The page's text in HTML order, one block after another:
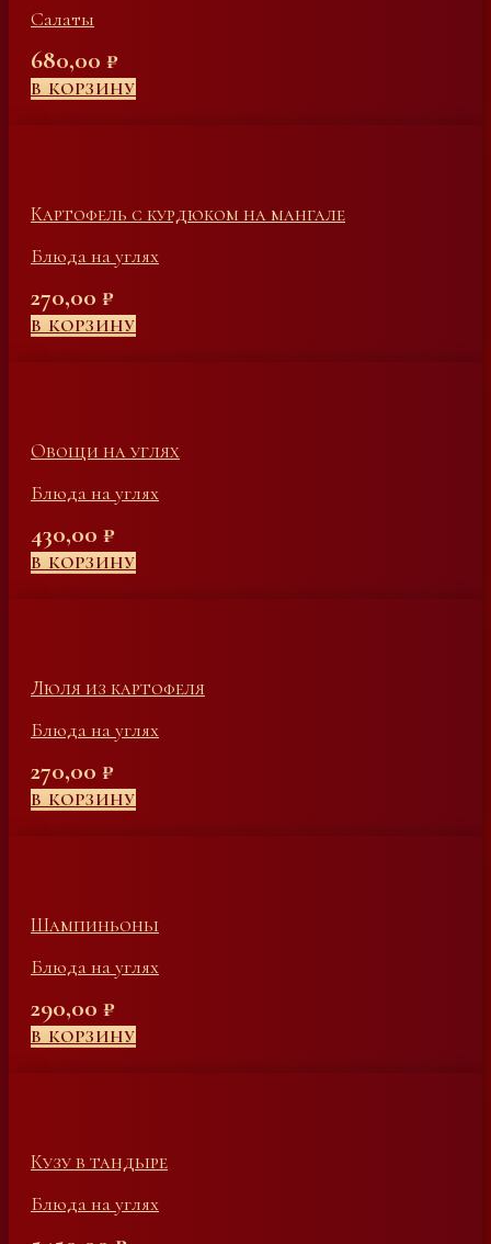
Салаты
680,00 ₽
В КОРЗИНУ
Картофель с курдюком на мангале
Блюда на углях
270,00 ₽
В КОРЗИНУ
Овощи на углях
Блюда на углях
430,00 ₽
В КОРЗИНУ
Люля из картофеля
Блюда на углях
270,00 ₽
В КОРЗИНУ
Шампиньоны
Блюда на углях
290,00 ₽
В КОРЗИНУ
Кузу в тандыре
Блюда на углях